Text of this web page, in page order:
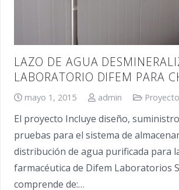
LAZO DE AGUA
LABORATORIO DIFEM PARA
mayo 1, 2015 admin
El proyecto Incluye diseño,
pruebas para el sistema de
distribución de agua purificada para
farmacéutica de Difem Laboratorios
comprende de:…